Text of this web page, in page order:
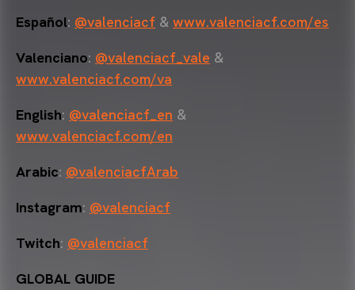
Español: @valenciacf & www.valenciacf.com/es
Valenciano: @valenciacf_vale &
www.valenciacf.com/va
English: @valenciacf_en &
www.valenciacf.com/en
Arabic: @valenciacfArab
Instagram: @valenciacf
Twitch: @valenciacf
GLOBAL GUIDE